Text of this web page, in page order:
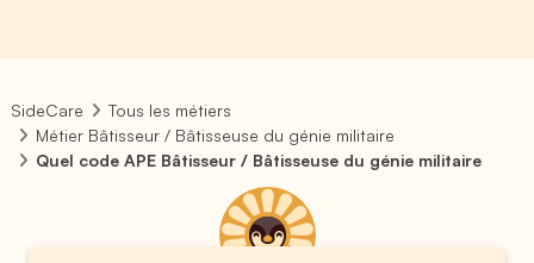
SideCare
Tous les métiers
Métier Bâtisseur / Bâtisseuse du génie militaire
Quel code APE Bâtisseur / Bâtisseuse du génie militaire